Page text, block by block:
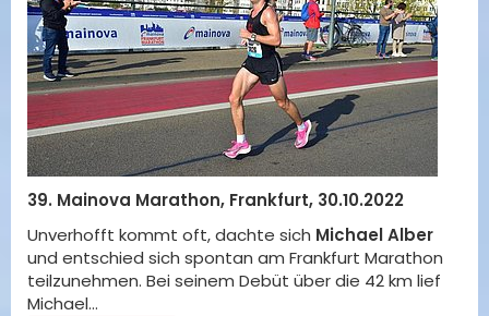
39. Mainova Marathon, Frankfurt, 30.10.2022
Unverhofft kommt oft, dachte sich Michael Alber
und entschied sich spontan am Frankfurt Marathon
teilzunehmen. Bei seinem Debüt über die 42 km lief
Michael…